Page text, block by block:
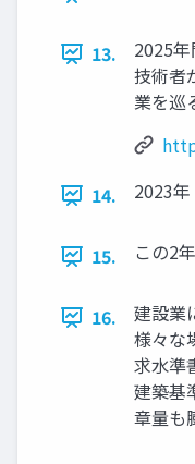
13.
2025
技術者
業を巡
14.
2023
15. この2
16.
建設業
様々な
求水準
建築基
章量も